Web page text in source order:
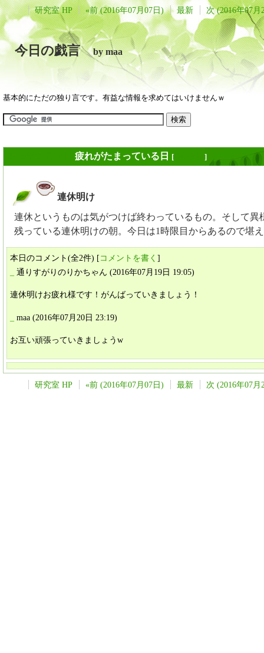
研究室 HP «前 (2016年07月07日) 最新 次 (2016年07月
今日の戯言by maa
基本的にただの独り言です。有益な情報を求めてはいけませんｗ
疲れがたまっている日 [ ]
連休明け
連休というものは気がつけば終わっているもの。そして異
残っている連休明けの朝。今日は1時限目からあるので堪
本日のコメント(全2件) [コメントを書く ]
通りすがりのりかちゃん (2016年07月19日 19:05)
連休明けお疲れ様です！がんばっていきましょう！
maa (2016年07月20日 23:19)
お互い頑張っていきましょうw
研究室 HP «前 (2016年07月07日) 最新 次 (2016年07月